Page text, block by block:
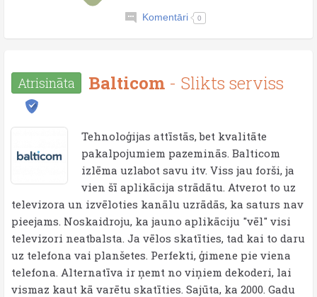
Komentāri 0
Atrisināta Balticom - Slikts serviss
Tehnoloģijas attīstās, bet kvalitāte
pakalpojumiem pazeminās. Balticom
izlēma uzlabot savu itv. Viss jau forši, ja
vien šī aplikācija strādātu. Atverot to uz
televizora un izvēloties kanālu uzrādās, ka saturs nav
pieejams. Noskaidroju, ka jauno aplikāciju "vēl" visi
televizori neatbalsta. Ja vēlos skatīties, tad kai to daru
uz telefona vai planšetes. Perfekti, ģimene pie viena
telefona. Alternatīva ir ņemt no viņiem dekoderi, lai
vismaz kaut kā varētu skatīties. Sajūta, ka 2000. Gadu